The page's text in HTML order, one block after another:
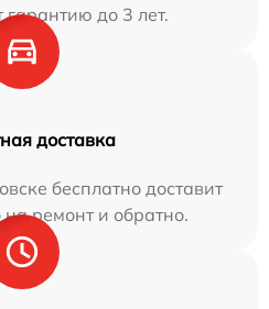
гарантию до 3 лет.
доставка
бесплатно доставит
на ремонт и обратно.